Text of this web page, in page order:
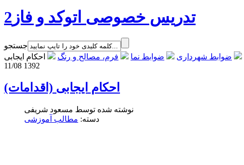
تدریس خصوصی اتوکد و فاز2
جستجو
ضوابط شهرداری ضوابط نما فرم، مصالح و رنگ
احکام ایجابی
11/08 1392
احکام ایجابی (اقدامات)
نوشته شده توسط مسعود شریفی
دسته: مطالب آموزشی